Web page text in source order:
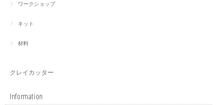
ワークショップ
キット
材料
クレイカッター
Information